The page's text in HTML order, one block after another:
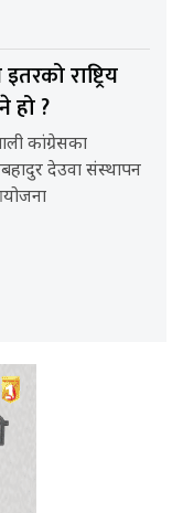
राष्ट्रिय
हो ?
कांग्रेसका
देउवा संस्थापन